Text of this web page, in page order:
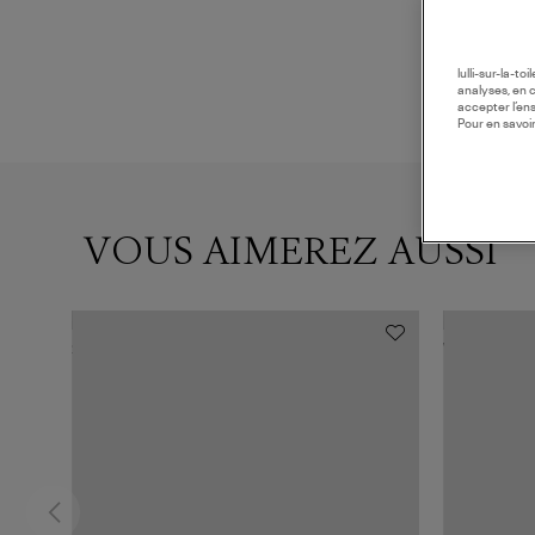
VOUS AIMEREZ AUSSI
lulli-sur-la-
analyses, en
accepter
Pour en